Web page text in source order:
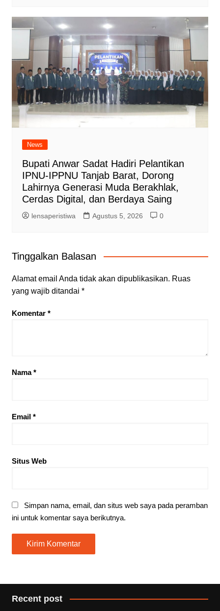
News
Bupati Anwar Sadat Hadiri Pelantikan
IPNU-IPPNU Tanjab Barat, Dorong
Lahirnya Generasi Muda Berakhlak,
Cerdas Digital, dan Berdaya Saing
lensaperistiwa Agustus 5, 2026 0
Tinggalkan Balasan
Alamat email Anda tidak akan dipublikasikan. Ruas
yang wajib ditandai *
Komentar *
Nama*
Email *
Situs Web
Simpan nama, email, dan situs web saya pada peramban
ini untuk komentar saya berikutnya.
Recent post